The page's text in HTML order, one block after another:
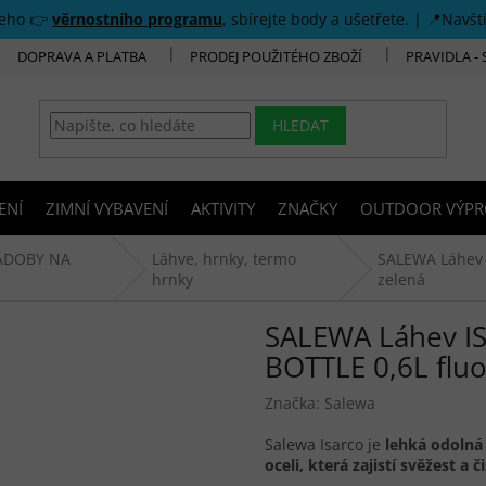
👉 věrnostního programu, sbírejte body a ušetřete. |
DOPRAVA A PLATBA PRODEJ POUŽITÉHO ZBOŽÍ PRAVIDLA -
HLEDAT
ZIMNÍ VYBAVENÍ AKTIVITY ZNAČKY OUTDOOR
NA
Láhve, hrnky, termo
hrnky
SALEWA
zelená
SALEWA Láhev
BOTTLE 0,6L
Značka: Salewa
Salewa Isarco je lehká
oceli, která zajistí svěžest a